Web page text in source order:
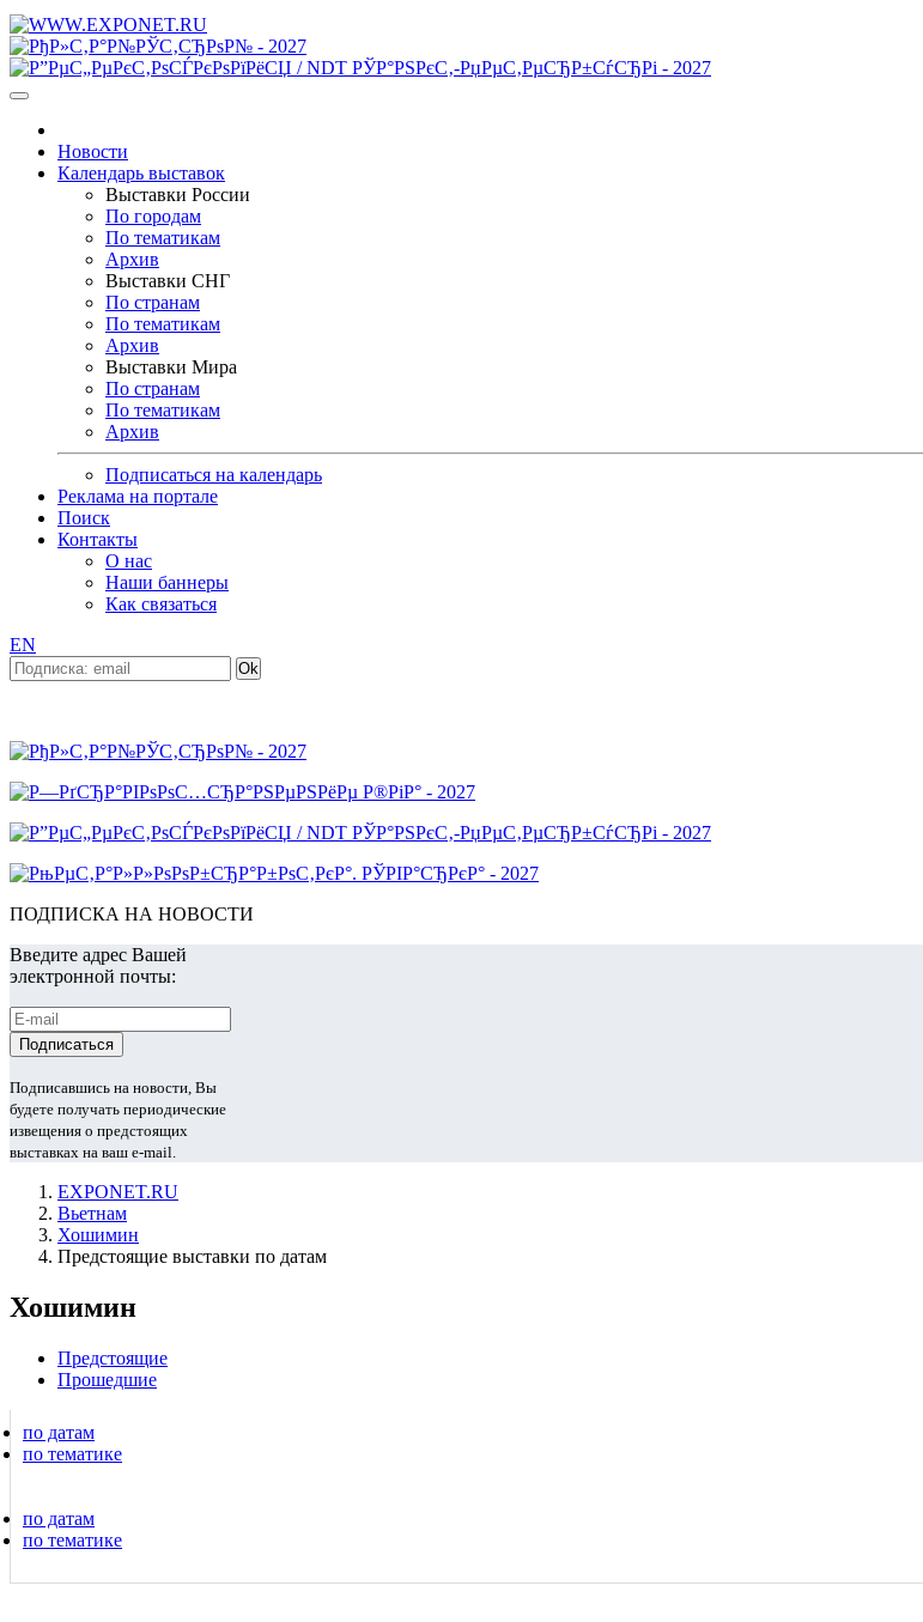
Новости
Календарь выставок
Выставки России
По городам
По тематикам
Архив
Выставки СНГ
По странам
По тематикам
Архив
Выставки Мира
По странам
По тематикам
Архив
Подписаться на календарь
Реклама на портале
Поиск
Контакты
О нас
Наши баннеры
Как связаться
EN
ПОДПИСКА НА НОВОСТИ
Введите адрес Вашей
электронной почты:
Подписавшись на новости, Вы
будете получать периодические
извещения о предстоящих
выставках на ваш e-mail.
EXPONET.RU
Вьетнам
Хошимин
Предстоящие выставки по датам
Хошимин
Предстоящие
Прошедшие
по датам
по тематике
по датам
по тематике